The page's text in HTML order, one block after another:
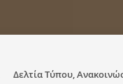
Δελτία Τύπου,